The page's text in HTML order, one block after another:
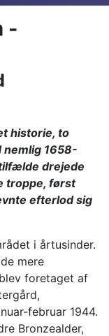
-
historie, to
1658-
drejede
troppe, først
efterlod sig
i årtusinder.
mere
foretaget af
februar 1944.
Bronzealder,